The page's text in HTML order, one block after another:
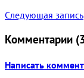
Следующая запись
Комментарии (
Написать